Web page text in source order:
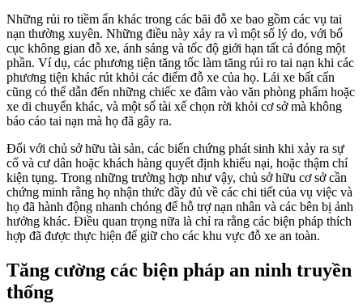
Những rủi ro tiềm ẩn khác trong các bãi đỗ xe bao gồm các vụ tai
nạn thường xuyên. Những điều này xảy ra vì một số lý do, với bố
cục không gian đỗ xe, ánh sáng và tốc độ giới hạn tất cả đóng một
phần. Ví dụ, các phương tiện tăng tốc làm tăng rủi ro tai nạn khi các
phương tiện khác rút khỏi các điểm đỗ xe của họ. Lái xe bất cẩn
cũng có thể dẫn đến những chiếc xe đâm vào văn phòng phẩm hoặc
xe di chuyển khác, và một số tài xế chọn rời khỏi cơ sở mà không
báo cáo tai nạn mà họ đã gây ra.
Đối với chủ sở hữu tài sản, các biến chứng phát sinh khi xảy ra sự
cố và cư dân hoặc khách hàng quyết định khiếu nại, hoặc thậm chí
kiện tụng. Trong những trường hợp như vậy, chủ sở hữu cơ sở cần
chứng minh rằng họ nhận thức đầy đủ về các chi tiết của vụ việc và
họ đã hành động nhanh chóng để hỗ trợ nạn nhân và các bên bị ảnh
hưởng khác. Điều quan trọng nữa là chỉ ra rằng các biện pháp thích
hợp đã được thực hiện để giữ cho các khu vực đỗ xe an toàn.
Tăng cường các biện pháp an ninh truyền
thống